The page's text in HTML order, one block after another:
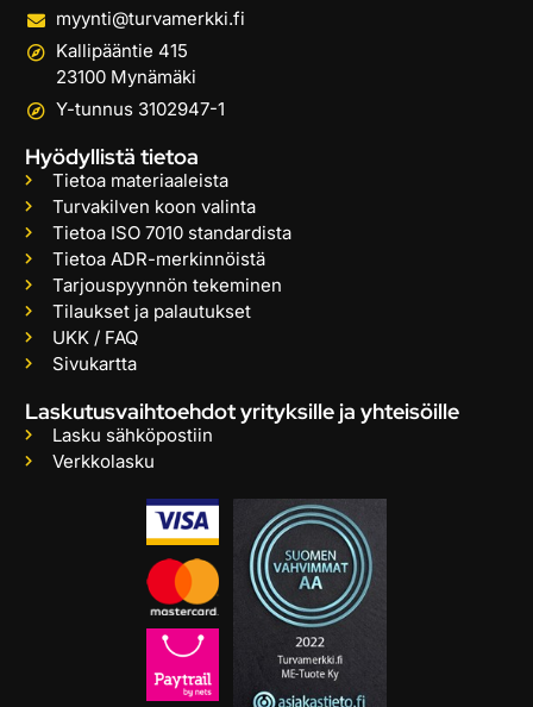
myynti@turvamerkki.fi
Kallipääntie 415
23100 Mynämäki
Y-tunnus 3102947-1
Hyödyllistä tietoa
Tietoa materiaaleista
Turvakilven koon valinta
Tietoa ISO 7010 standardista
Tietoa ADR-merkinnöistä
Tarjouspyynnön tekeminen
Tilaukset ja palautukset
UKK / FAQ
Sivukartta
Laskutusvaihtoehdot yrityksille ja yhteisöille
Lasku sähköpostiin
Verkkolasku